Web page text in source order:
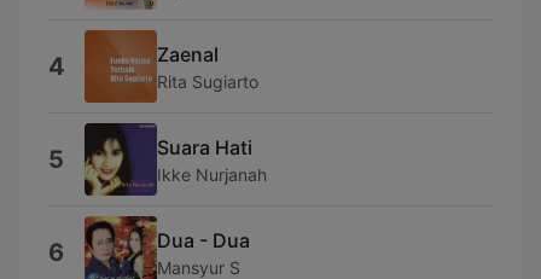
4 Zaenal
Rita Sugiarto
5 Suara Hati
Ikke Nurjanah
6 Dua - Dua
Mansyur S